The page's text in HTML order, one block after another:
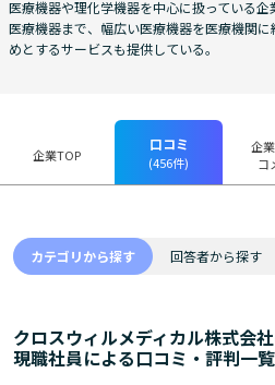
医療機器や理化学機器を中心に扱っている
医療機器まで、幅広い医療機器を医療機関
めとするサービスも提供している。
企業TOP
口コミ
(456件)
企
コ
カテゴリから探す 回答者から探す
クロスウィルメディカル株式会
現職社員による口コミ・評判一覧